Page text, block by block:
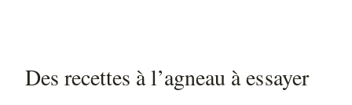
Des recettes à l’agneau à essayer